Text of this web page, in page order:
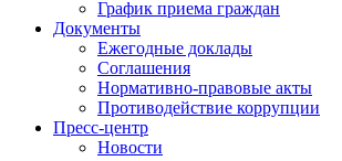
График приема граждан
Документы
Ежегодные доклады
Соглашения
Нормативно-правовые акты
Противодействие коррупции
Пресс-центр
Новости